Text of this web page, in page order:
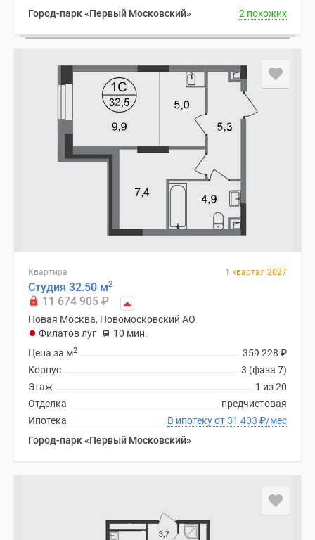
Город-парк «Первый Московский»
2 похожих
Квартира 1 квартал 2027
Студия 32.50 м2
11 674 905 ₽
Новая Москва, Новомосковский АО
Филатов луг
10 мин.
359 228 ₽
Цена за м2
3 (фаза 7)
Корпус
1 из 20
Этаж
предчистовая
Отделка
В ипотеку от 31 403 ₽/мес
Ипотека
Город-парк «Первый Московский»